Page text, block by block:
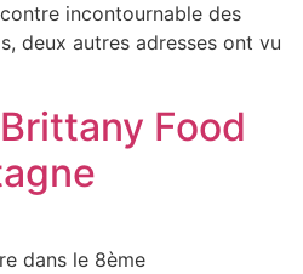
incontournable des
deux autres adresses ont vu
Food
dans le 8ème